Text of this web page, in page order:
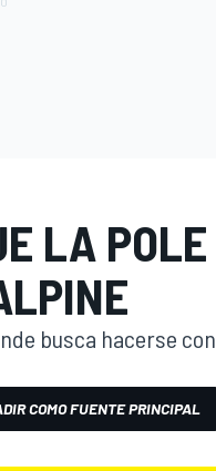
LA POLE
busca hacerse con
COMO FUENTE PRINCIPAL